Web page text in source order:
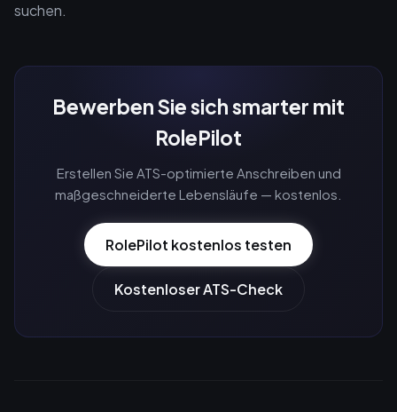
suchen.
Bewerben Sie sich smarter mit
RolePilot
Erstellen Sie ATS-optimierte Anschreiben und
maßgeschneiderte Lebensläufe — kostenlos.
RolePilot kostenlos testen
Kostenloser ATS-Check